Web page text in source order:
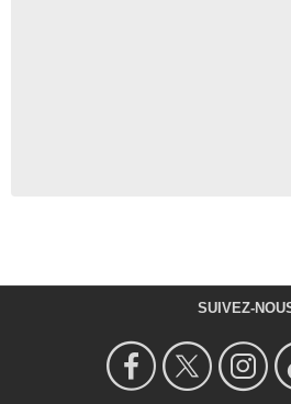
SUIVEZ-